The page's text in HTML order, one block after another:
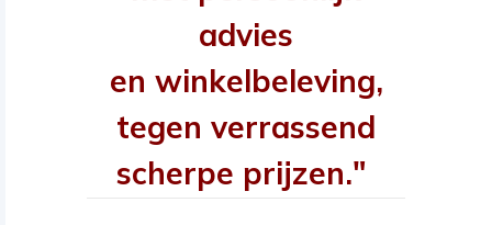
advies
en winkelbeleving,
tegen verrassend
scherpe prijzen."